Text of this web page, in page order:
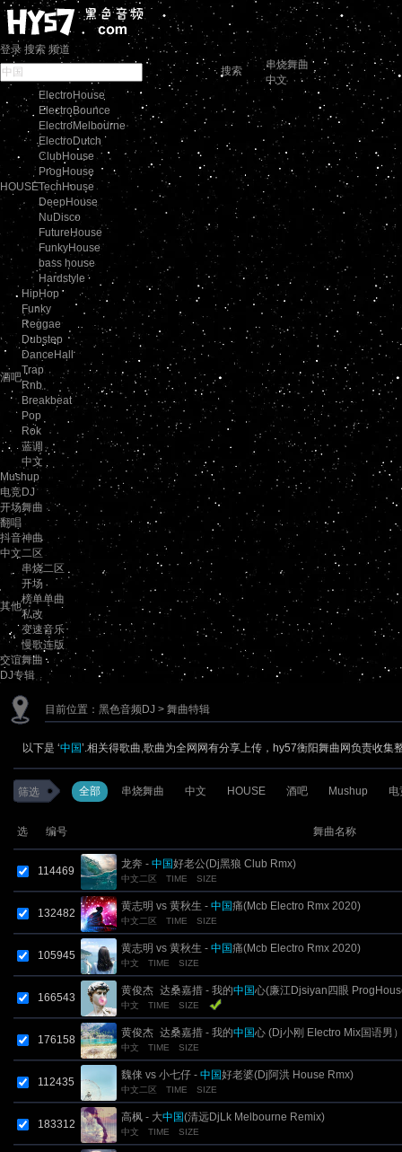
登录 搜索 频道
搜索
串烧舞曲
中文
HOUSE
ElectroHouse
ElectroBounce
ElectroMelbourne
ElectroDutch
ClubHouse
ProgHouse
TechHouse
DeepHouse
NuDisco
FutureHouse
FunkyHouse
bass house
Hardstyle
酒吧
HipHop
Funky
Reggae
Dubstep
DanceHall
Trap
Rnb
Breakbeat
Pop
Rok
蓝调
中文
Mushup
电竞DJ
开场舞曲
翻唱
抖音神曲
中文二区
其他
串烧二区
开场
榜单单曲
私改
变速音乐
慢歌连版
交谊舞曲
DJ专辑
目前位置： 黑色音频DJ > 舞曲特辑
以下是 ‘中国’.相关得歌曲,歌曲为全网网有分享上传，hy57衡阳舞曲网负责收集
筛选 全部 串烧舞曲 中文 HOUSE 酒吧 Mushup 电
选 编号 舞曲名称
114469
龙奔 - 中国好老公(Dj黑狼 Club Rmx)
中文二区 TIME SIZE
132482
黄志明 vs 黄秋生 - 中国痛(Mcb Electro Rmx 2020)
中文二区 TIME SIZE
105945
黄志明 vs 黄秋生 - 中国痛(Mcb Electro Rmx 2020)
中文 TIME SIZE
166543
黄俊杰_达桑嘉措 - 我的中国心(廉江Djsiyan四眼
Mix 国语合唱)
中文 TIME SIZE
176158
黄俊杰_达桑嘉措 - 我的中国心 (Dj小刚 EIectro Mix国语男
中文 TIME SIZE
112435
魏俫 vs 小七仔 - 中国好老婆(Dj阿洪 House Rmx)
中文二区 TIME SIZE
183312
高枫 - 大中国(清远DjLk Melbourne Remix)
中文 TIME SIZE